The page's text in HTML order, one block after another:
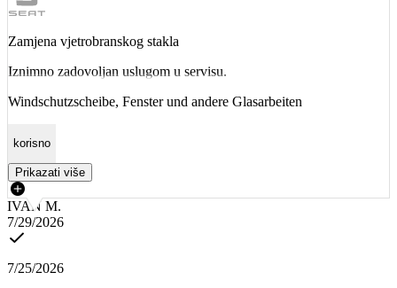
Zamjena vjetrobranskog stakla
Iznimno zadovoljan uslugom u servisu.
Windschutzscheibe, Fenster und andere Glasarbeiten
korisno
Prikazati više
IVAN M.
7/29/2026
7/25/2026